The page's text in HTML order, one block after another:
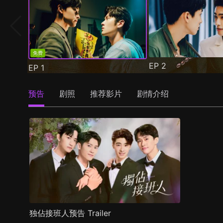
免费
EP 1 EP 2
预告 剧照 推荐影片 剧情介绍
独佔接班人预告 Trailer